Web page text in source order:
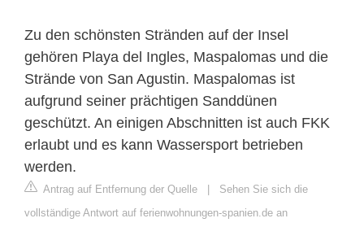
Zu den schönsten Stränden auf der Insel
gehören Playa del Ingles, Maspalomas und die
Strände von San Agustin. Maspalomas ist
aufgrund seiner prächtigen Sanddünen
geschützt. An einigen Abschnitten ist auch FKK
erlaubt und es kann Wassersport betrieben
werden.
Antrag auf Entfernung der Quelle | Sehen Sie sich die
vollständige Antwort auf ferienwohnungen-spanien.de an